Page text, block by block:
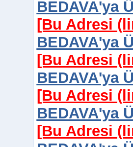
BEDAVA'ya
[Bu Adresi
BEDAVA'ya
[Bu Adresi
BEDAVA'ya
[Bu Adresi
BEDAVA'ya
[Bu Adresi